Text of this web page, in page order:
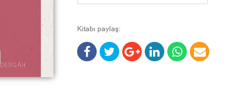
Kitabı paylaş: